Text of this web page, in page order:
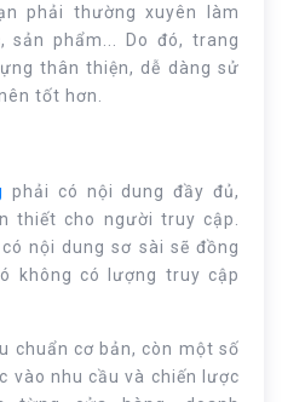
phải thường xuyên làm
phẩm... Do đó, trang
thân thiện, dễ dàng sử
tốt hơn.
phải có nội dung đầy đủ,
thiết cho người truy cập.
nội dung sơ sài sẽ đồng
không có lượng truy cập
chuẩn cơ bản, còn một số
vào nhu cầu và chiến lược